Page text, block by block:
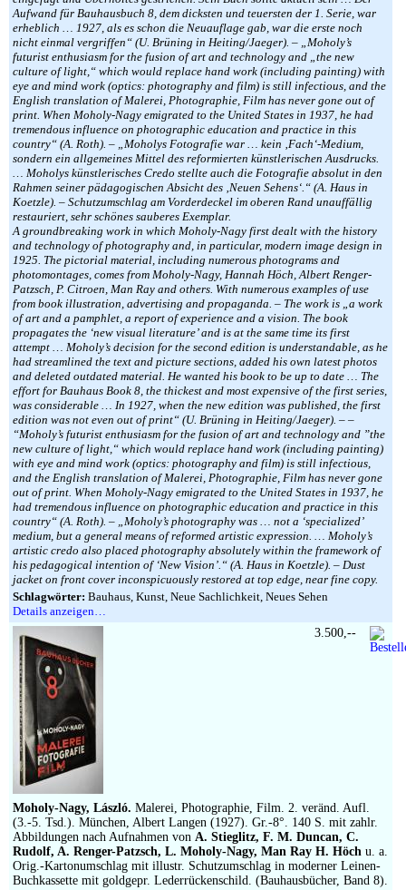
Aufwand für Bauhausbuch 8, dem dicksten und teuersten der 1. Serie, war
erheblich … 1927, als es schon die Neuauflage gab, war die erste noch
nicht einmal vergriffen“ (U. Brüning in Heiting/Jaeger). – „Moholy’s
futurist enthusiasm for the fusion of art and technology and „the new
culture of light,“ which would replace hand work (including painting) with
eye and mind work (optics: photography and film) is still infectious, and the
English translation of Malerei, Photographie, Film has never gone out of
print. When Moholy-Nagy emigrated to the United States in 1937, he had
tremendous influence on photographic education and practice in this
country“ (A. Roth). – „Moholys Fotografie war … kein ‚Fach‘-Medium,
sondern ein allgemeines Mittel des reformierten künstlerischen Ausdrucks.
… Moholys künstlerisches Credo stellte auch die Fotografie absolut in den
Rahmen seiner pädagogischen Absicht des ‚Neuen Sehens‘.“ (A. Haus in
Koetzle). – Schutzumschlag am Vorderdeckel im oberen Rand unauffällig
restauriert, sehr schönes sauberes Exemplar.
A groundbreaking work in which Moholy-Nagy first dealt with the history
and technology of photography and, in particular, modern image design in
1925. The pictorial material, including numerous photograms and
photomontages, comes from Moholy-Nagy, Hannah Höch, Albert Renger-
Patzsch, P. Citroen, Man Ray and others. With numerous examples of use
from book illustration, advertising and propaganda. – The work is „a work
of art and a pamphlet, a report of experience and a vision. The book
propagates the ‘new visual literature’ and is at the same time its first
attempt … Moholy’s decision for the second edition is understandable, as he
had streamlined the text and picture sections, added his own latest photos
and deleted outdated material. He wanted his book to be up to date … The
effort for Bauhaus Book 8, the thickest and most expensive of the first series,
was considerable … In 1927, when the new edition was published, the first
edition was not even out of print“ (U. Brüning in Heiting/Jaeger). – –
“Moholy’s futurist enthusiasm for the fusion of art and technology and ”the
new culture of light,“ which would replace hand work (including painting)
with eye and mind work (optics: photography and film) is still infectious,
and the English translation of Malerei, Photographie, Film has never gone
out of print. When Moholy-Nagy emigrated to the United States in 1937, he
had tremendous influence on photographic education and practice in this
country“ (A. Roth). – „Moholy’s photography was … not a ‘specialized’
medium, but a general means of reformed artistic expression. … Moholy’s
artistic credo also placed photography absolutely within the framework of
his pedagogical intention of ‘New Vision’.“ (A. Haus in Koetzle). – Dust
jacket on front cover inconspicuously restored at top edge, near fine copy.
Schlagwörter: Bauhaus, Kunst, Neue Sachlichkeit, Neues Sehen
Details anzeigen…
Moholy-Nagy, László. Malerei, Photographie, Film. 2. veränd. Aufl.
(3.-5. Tsd.). München, Albert Langen (1927). Gr.-8°. 140 S. mit zahlr.
Abbildungen nach Aufnahmen von A. Stieglitz, F. M. Duncan, C.
Rudolf, A. Renger-Patzsch, L. Moholy-Nagy, Man Ray H. Höch u. a.
Orig.-Kartonumschlag mit illustr. Schutzumschlag in moderner Leinen-
Buchkassette mit goldgepr. Lederrückenschild. (Bauhausbücher, Band 8).
3.500,--